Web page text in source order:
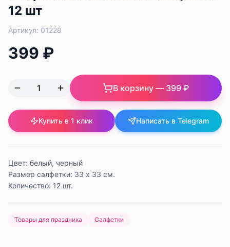
12 шт
Артикул: 01228
399 ₽
В корзину — 399 ₽
Купить в 1 клик Написать в Telegram
Цвет: белый, черный
Размер салфетки: 33 х 33 см.
Количество: 12 шт.
Товары для праздника Салфетки